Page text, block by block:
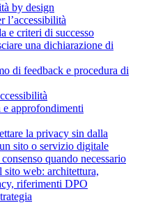
by design
l’accessibilità
e criteri di successo
una dichiarazione di
di feedback e procedura di
approfondimenti
la privacy sin dalla
sito o servizio digitale
quando necessario
sito web: architettura,
riferimenti DPO